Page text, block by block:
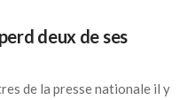
deux de ses
de la presse nationale il y